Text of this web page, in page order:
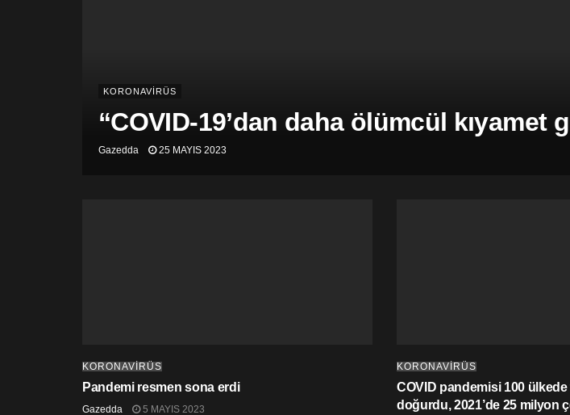
KORONAVİRÜS
“COVID-19’dan daha ölümcül kıyamet
Gazedda 25 MAYIS 2023
KORONAVİRÜS
Pandemi resmen sona erdi
Gazedda 5 MAYIS 2023
KORONAVİRÜS
COVID pandemisi 100 ülkede
doğurdu, 2021’de 25 milyon